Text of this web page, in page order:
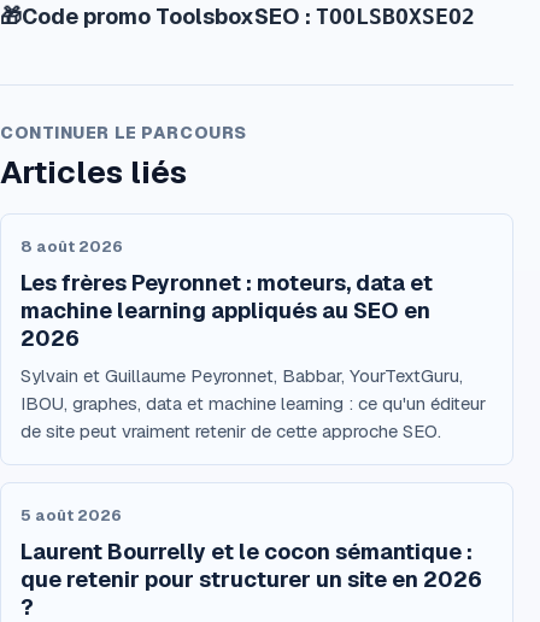
🎁Code promo ToolsboxSEO : TOOLSBOXSEO2
CONTINUER LE PARCOURS
Articles liés
8 août 2026
Les frères Peyronnet : moteurs, data et
machine learning appliqués au SEO en
2026
Sylvain et Guillaume Peyronnet, Babbar, YourTextGuru,
IBOU, graphes, data et machine learning : ce qu'un éditeur
de site peut vraiment retenir de cette approche SEO.
5 août 2026
Laurent Bourrelly et le cocon sémantique :
que retenir pour structurer un site en 2026
?